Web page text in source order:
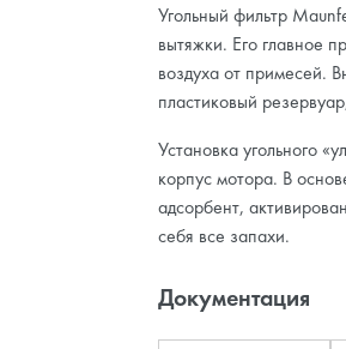
Угольный фильтр
вытяжки. Его главное
воздуха от примесей.
пластиковый
Установка угольного
корпус мотора. В
адсорбент,
себя все запахи.
Документация